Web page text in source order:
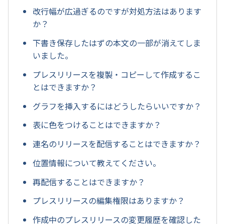
改行幅が広過ぎるのですが対処方法はあります
か？
下書き保存したはずの本文の一部が消えてしま
いました。
プレスリリースを複製・コピーして作成するこ
とはできますか？
グラフを挿入するにはどうしたらいいですか？
表に色をつけることはできますか？
連名のリリースを配信することはできますか？
位置情報について教えてください。
再配信することはできますか？
プレスリリースの編集権限はありますか？
作成中のプレスリリースの変更履歴を確認した